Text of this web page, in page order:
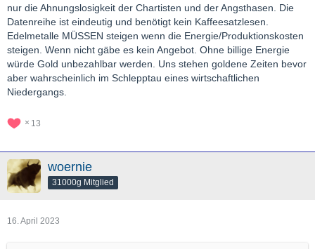
nur die Ahnungslosigkeit der Chartisten und der Angsthasen. Die
Datenreihe ist eindeutig und benötigt kein Kaffeesatzlesen.
Edelmetalle MÜSSEN steigen wenn die Energie/Produktionskosten
steigen. Wenn nicht gäbe es kein Angebot. Ohne billige Energie
würde Gold unbezahlbar werden. Uns stehen goldene Zeiten bevor
aber wahrscheinlich im Schlepptau eines wirtschaftlichen
Niedergangs.
13
woernie
31000g Mitglied
16. April 2023